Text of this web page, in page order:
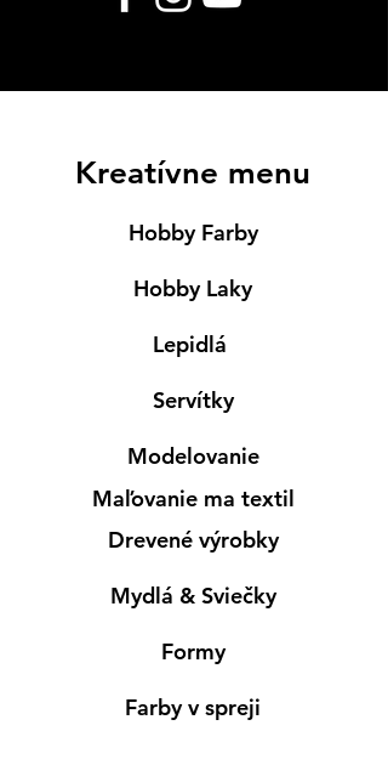
Kreatívne menu
Hobby Farby
Hobby Laky
Lepidlá
Servítky
Modelovanie
Maľovanie ma textil
Drevené výrobky
Mydlá & Sviečky
Formy
Farby v spreji